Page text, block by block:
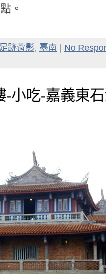
。
跡背影, 臺南
No
-小吃-嘉義東